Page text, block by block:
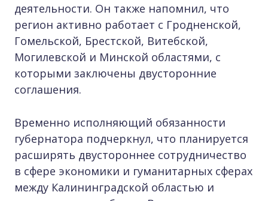
деятельности. Он также напомнил, что
регион активно работает с Гродненской,
Гомельской, Брестской, Витебской,
Могилевской и Минской областями, с
которыми заключены двусторонние
соглашения.
Временно исполняющий обязанности
губернатора подчеркнул, что планируется
расширять двустороннее сотрудничество
в сфере экономики и гуманитарных сферах
между Калининградской областью и